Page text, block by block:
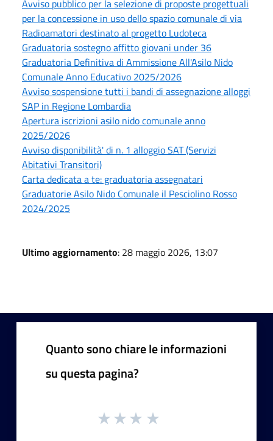
Avviso pubblico per la selezione di proposte progettuali
per la concessione in uso dello spazio comunale di via
Radioamatori destinato al progetto Ludoteca
Graduatoria sostegno affitto giovani under 36
Graduatoria Definitiva di Ammissione All'Asilo Nido
Comunale Anno Educativo 2025/2026
Avviso sospensione tutti i bandi di assegnazione alloggi
SAP in Regione Lombardia
Apertura iscrizioni asilo nido comunale anno
2025/2026
Avviso disponibilità' di n. 1 alloggio SAT (Servizi
Abitativi Transitori)
Carta dedicata a te: graduatoria assegnatari
Graduatorie Asilo Nido Comunale il Pesciolino Rosso
2024/2025
Ultimo aggiornamento: 28 maggio 2026, 13:07
Quanto sono chiare le informazioni
su questa pagina?